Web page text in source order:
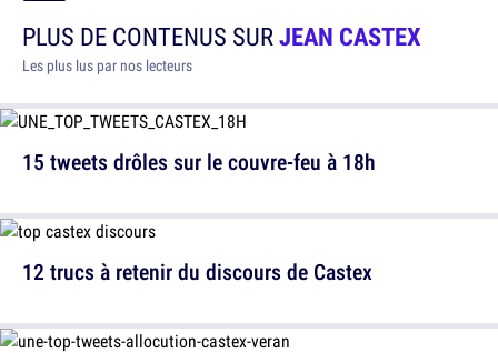
PLUS DE CONTENUS SURJEAN CASTEX
Les plus lus par nos lecteurs
15 tweets drôles sur le couvre-feu à 18h
12 trucs à retenir du discours de Castex